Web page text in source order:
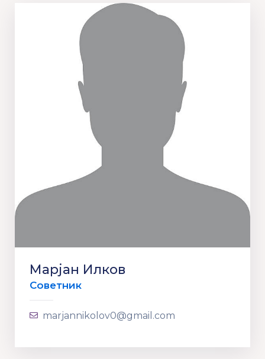
Марјан Илков
Советник
marjannikolov0@gmail.com